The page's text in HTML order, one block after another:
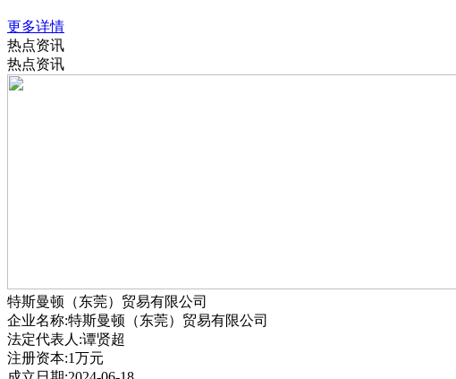
更多详情
热点资讯
热点资讯
特斯曼顿（东莞）贸易有限公司
企业名称:特斯曼顿（东莞）贸易有限公司
法定代表人:谭贤超
注册资本:1万元